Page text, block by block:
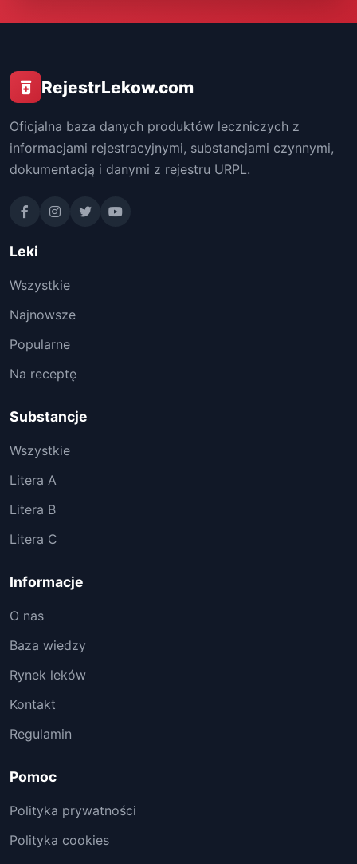
RejestrLekow.com
Oficjalna baza danych produktów leczniczych z
informacjami rejestracyjnymi, substancjami czynnymi,
dokumentacją i danymi z rejestru URPL.
Leki
Wszystkie
Najnowsze
Popularne
Na receptę
Substancje
Wszystkie
Litera A
Litera B
Litera C
Informacje
O nas
Baza wiedzy
Rynek leków
Kontakt
Regulamin
Pomoc
Polityka prywatności
Polityka cookies